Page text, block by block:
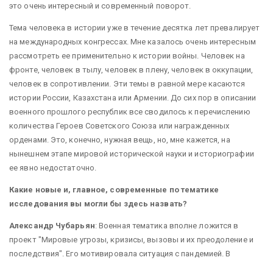
это очень интересный и современный поворот.
Тема человека в истории уже в течение десятка лет превалирует
на международных конгрессах. Мне казалось очень интересным
рассмотреть ее применительно к истории войны. Человек на
фронте, человек в тылу, человек в плену, человек в оккупации,
человек в сопротивлении. Эти темы в равной мере касаются
истории России, Казахстана или Армении. До сих пор в описании
военного прошлого республик все сводилось к перечислению
количества Героев Советского Союза или награжденных
орденами. Это, конечно, нужная вещь, но, мне кажется, на
нынешнем этапе мировой исторической науки и историографии
ее явно недостаточно.
Какие новые и, главное, современные по тематике
исследования вы могли бы здесь назвать?
Александр Чубарьян: Военная тематика вполне ложится в
проект "Мировые угрозы, кризисы, вызовы и их преодоление и
последствия". Его мотивировала ситуация с пандемией. В